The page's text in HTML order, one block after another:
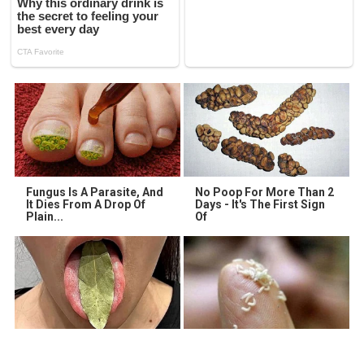
Fungus Is A Parasite, And
It Dies From A Drop Of
Plain...
No Poop For More Than 2
Days - It's The First Sign
Of